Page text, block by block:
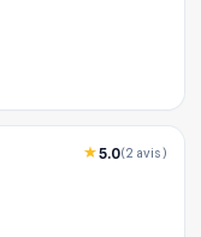
5.0(2 avis)